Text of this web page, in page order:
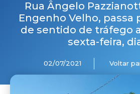
Rua Ângelo
Engenho Velho, passa
de sentido de tráfego
sexta-feira,
02/07/2021 Voltar